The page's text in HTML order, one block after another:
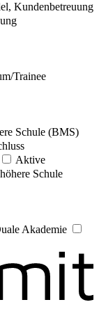
Kundenbetreuung
Trainee
Schule (BMS)
Aktive
Schule
Akademie